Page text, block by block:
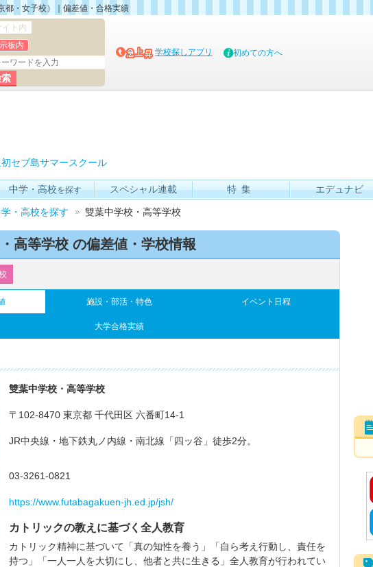
都・女子校）｜偏差値・合格実績
イト内
板内
学校探しアプリ 初めての方へ
セブ島サマースクール
中学・高校を探す スペシャル連載 特集 エデュナビ
・高校を探す 雙葉中学校・高等学校
高等学校 の偏差値・学校情報
施設・部活・特色 イベント日程
大学合格実績
雙葉中学校・高等学校
〒102-8470 東京都 千代田区 六番町14-1
JR中央線・地下鉄丸ノ内線・南北線「四ッ谷」徒歩2分。
03-3261-0821
https://www.futabagakuen-jh.ed.jp/jsh/
カトリックの教えに基づく全人教育
カトリック精神に基づいて「真の知性を養う」「自ら考え行動し、責任を
持つ」「一人一人を大切にし、他者と共に生きる」全人教育が行われてい